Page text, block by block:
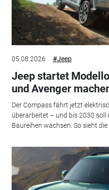
05.08.2026 #Jeep
Jeep startet
und Avenger
Der Compass fährt jetzt
überarbeitet – und bis 2030 soll
Baureihen wachsen. So sieht